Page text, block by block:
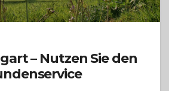
– Nutzen Sie den